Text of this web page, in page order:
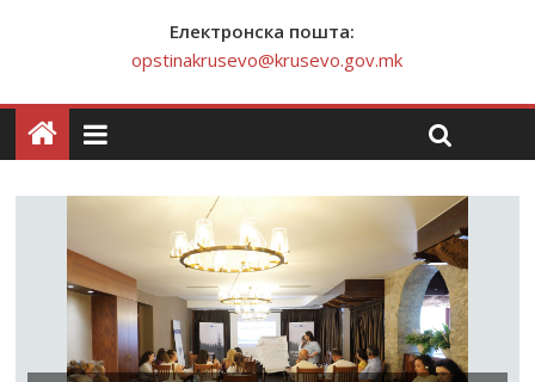
Електронска пошта:
opstinakrusevo@krusevo.gov.mk